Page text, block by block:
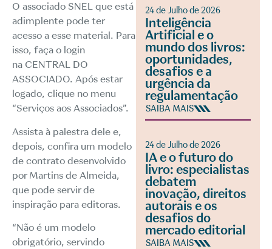
O associado SNEL que está
adimplente pode ter
acesso a esse material. Para
isso, faça o login
na CENTRAL DO
ASSOCIADO. Após estar
logado, clique no menu
“Serviços aos Associados”.
Assista à palestra dele e,
depois, confira um modelo
de contrato desenvolvido
por Martins de Almeida,
que pode servir de
inspiração para editoras.
“Não é um modelo
obrigatório, servindo
24 de Julho de 2026
Inteligência
Artificial e o
mundo dos livros:
oportunidades,
desafios e a
urgência da
regulamentação
SAIBA MAIS
24 de Julho de 2026
IA e o futuro do
livro: especialistas
debatem
inovação, direitos
autorais e os
desafios do
mercado editorial
SAIBA MAIS